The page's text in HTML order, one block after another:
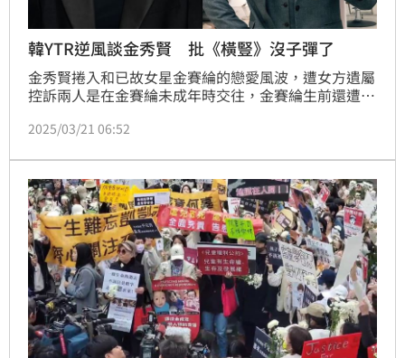
韓YTR逆風談金秀賢 批《橫豎》沒子彈了
金秀賢捲入和已故女星金賽綸的戀愛風波，遭女方遺屬
控訴兩人是在金賽綸未成年時交往，金賽綸生前還遭到
金秀賢全盤否認。對此，韓籍YTR宋讚養在臉書發表對
持中立的原因。
2025/03/21 06:52